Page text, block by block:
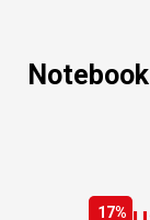
17